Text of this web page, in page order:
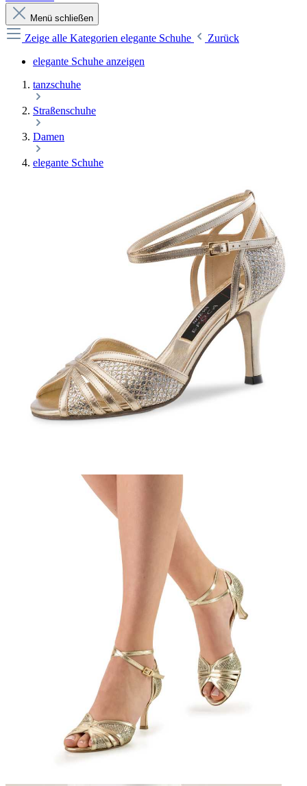
Menü schließen
Zeige alle Kategorien elegante Schuhe
Zurück
elegante Schuhe anzeigen
tanzschuhe
Straßenschuhe
Damen
elegante Schuhe